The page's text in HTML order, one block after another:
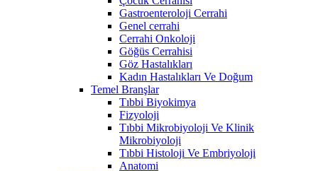
Gastroenteroloji Cerrahi
Genel cerrahi
Cerrahi Onkoloji
Göğüs Cerrahisi
Göz Hastalıkları
Kadın Hastalıkları Ve Doğum
Temel Branşlar
Tıbbi Biyokimya
Fizyoloji
Tıbbi Mikrobiyoloji Ve Klinik
Mikrobiyoloji
Tıbbi Histoloji Ve Embriyoloji
Anatomi